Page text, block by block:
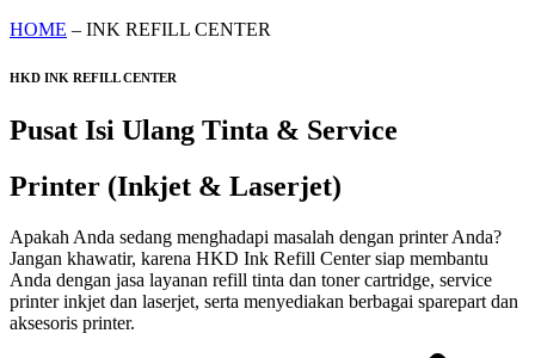
HOME – INK REFILL CENTER
HKD INK REFILL CENTER
Pusat Isi Ulang Tinta & Service
Printer (Inkjet & Laserjet)
Apakah Anda sedang menghadapi masalah dengan printer Anda?
Jangan khawatir, karena HKD Ink Refill Center siap membantu
Anda dengan jasa layanan refill tinta dan toner cartridge, service
printer inkjet dan laserjet, serta menyediakan berbagai sparepart dan
aksesoris printer.